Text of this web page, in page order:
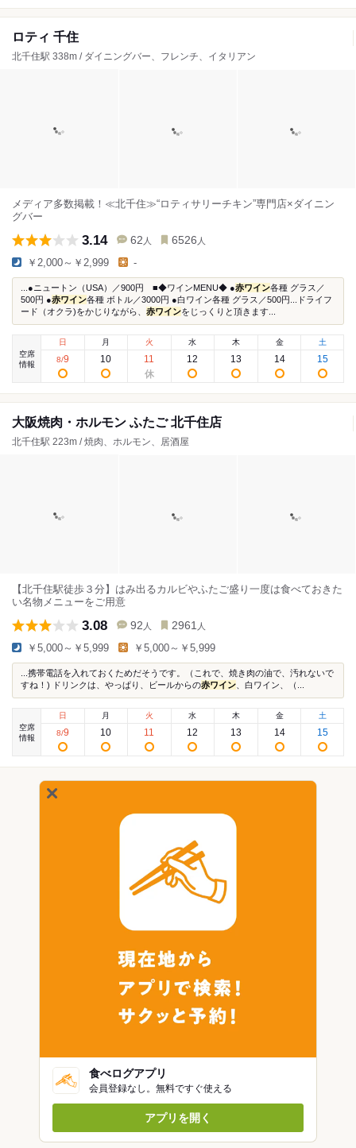
ロティ 千住
北千住駅 338m / ダイニングバー、フレンチ、イタリアン
メディア多数掲載！≪北千住≫“ロティサリーチキン”専門店×ダイニン
グバー
3.14 62 人 6526 人
￥2,000～￥2,999 -
...●ニュートン（USA）／900円 ■◆ワインMENU◆ ●赤ワイン各種 グラス／
500円 ●赤ワイン各種 ボトル／3000円 ●白ワイン各種 グラス／500円...ドライフ
ード（オクラ)をかじりながら、 赤ワインをじっくりと頂きます...
空席
情報
日
8/9
月
10
火
11
水
12
木
13
金
14
土
15
大阪焼肉・ホルモン ふたご 北千住店
北千住駅 223m / 焼肉、ホルモン、居酒屋
【北千住駅徒歩３分】はみ出るカルビやふたご盛り一度は食べておきた
い名物メニューをご用意
3.08 92 人 2961 人
￥5,000～￥5,999 ￥5,000～￥5,999
...携帯電話を入れておくためだそうです。（これで、焼き肉の油で、汚れないで
すね！) ドリンクは、やっぱり、ビールからの赤ワイン 、白ワイン、（...
空席
情報
日
8/9
月
10
火
11
水
12
木
13
金
14
土
15
食べログアプリ
会員登録なし。無料ですぐ使える
アプリを開く